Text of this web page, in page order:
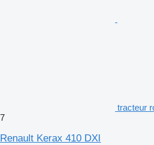
tracteur
7
Renault Kerax 410 DXI